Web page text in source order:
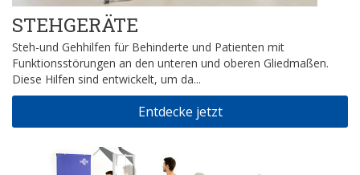
STEHGERÄTE
Steh-und Gehhilfen für Behinderte und Patienten mit
Funktionsstörungen an den unteren und oberen Gliedmaßen.
Diese Hilfen sind entwickelt, um da...
Entdecke jetzt